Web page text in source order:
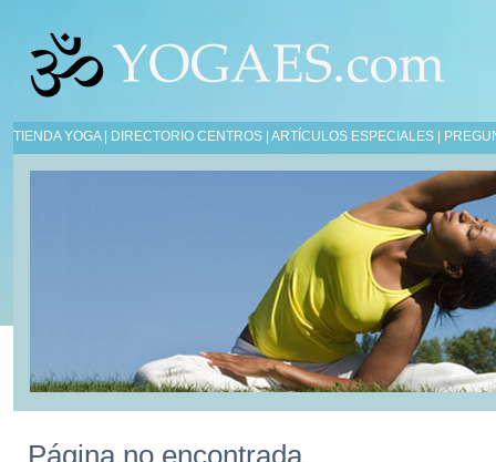
TIENDA YOGA| DIRECTORIO CENTROS ARTÍCULOS ESPECIALES